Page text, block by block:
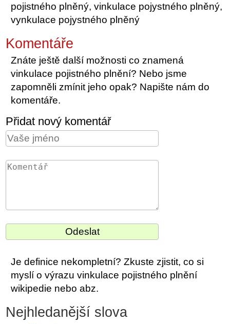
pojistného plněný, vinkulace pojystného plněný,
vynkulace pojystného plněný
Komentáře
Znáte ještě další možnosti co znamená
vinkulace pojistného plnění? Nebo jsme
zapomněli zmínit jeho opak? Napište nám do
komentáře.
Přidat nový komentář
Je definice nekompletní? Zkuste zjistit, co si
myslí o výrazu vinkulace pojistného plnění
wikipedie nebo abz.
Nejhledanější slova